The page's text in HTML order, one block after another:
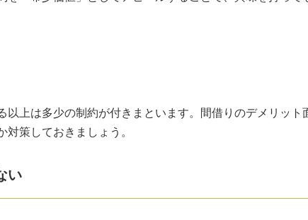
以上は多少の制約が付きまといます。間借りのデメリット
策しておきましょう。
い